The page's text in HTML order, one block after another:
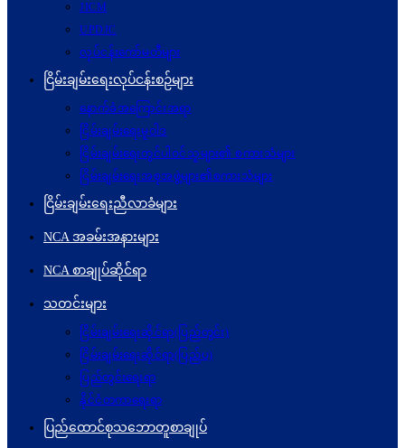
JICM
UPDJC
လုပ်ငန်းကော်မတီများ
ငြိမ်းချမ်းရေးလုပ်ငန်းစဉ်များ
နောက်ခံအကြောင်းအရာ
ငြိမ်းချမ်းရေးမူဝါဒ
ငြိမ်းချမ်းရေးတွင်ပါဝင်သူများ၏ စကားသံများ
ငြိမ်းချမ်းရေးအစုအဖွဲ့များ၏စကားသံများ
ငြိမ်းချမ်းရေးညီလာခံများ
NCA အခမ်းအနားများ
NCA စာချုပ်ဆိုင်ရာ
သတင်းများ
ငြိမ်းချမ်းရေးဆိုင်ရာ(ပြည်တွင်း)
ငြိမ်းချမ်းရေးဆိုင်ရာ(ပြည်ပ)
ပြည်တွင်းရေးရာ
နိုင်ငံတကာရေးရာ
ပြည်ထောင်စုသဘောတူစာချုပ်